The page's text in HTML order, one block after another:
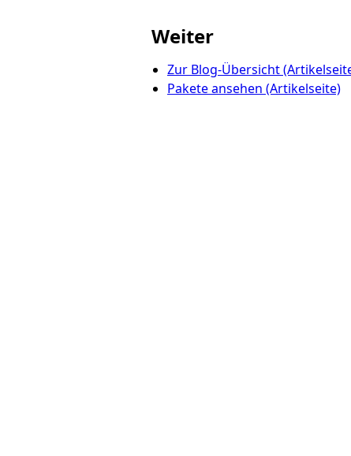
Weiter
Zur Blog-Übersicht
Pakete ansehen (Artikelseite)